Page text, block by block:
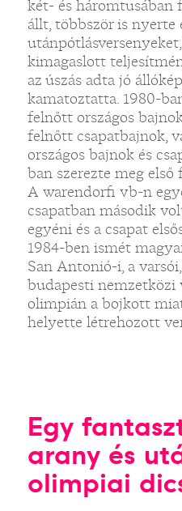
két- és háromtusában
állt, többször is nyerte
kimagaslott
az úszás adta jó
kamatoztatta. 1980-
felnőtt országos
felnőtt csapatbajnok,
országos bajnok és
ban szerezte meg
A warendorfi vb-n
csapatban második
egyéni és a csapat
1984-ben ismét
San Antonió-i, a
budapesti nemzetközi
olimpián a bojkott
helyette létrehozott
Egy
arany és
olimpiai